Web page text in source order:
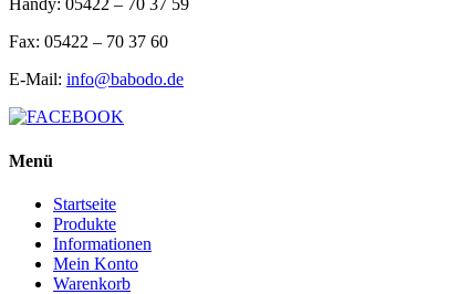
Handy: 05422 – 70 37 59
Fax: 05422 – 70 37 60
E-Mail: info@babodo.de
Menü
Startseite
Produkte
Informationen
Mein Konto
Warenkorb